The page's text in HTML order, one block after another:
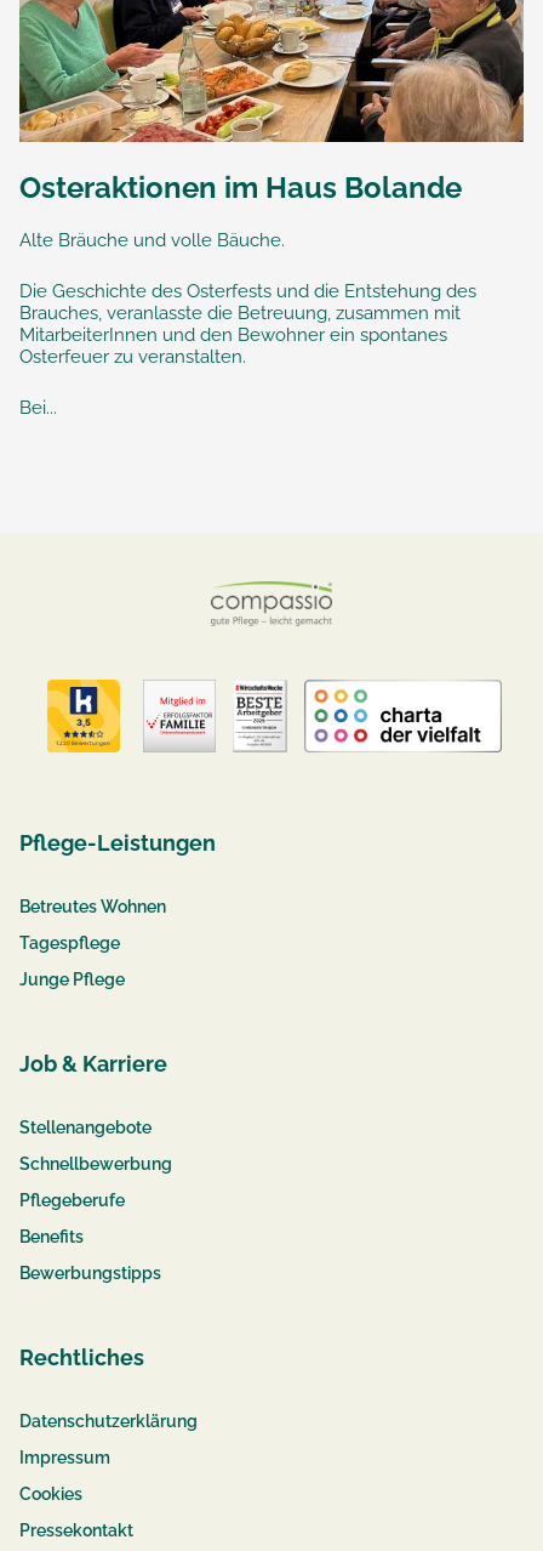
Osteraktionen im Haus Bolande
Alte Bräuche und volle Bäuche.
Die Geschichte des Osterfests und die Entstehung des
Brauches, veranlasste die Betreuung, zusammen mit
MitarbeiterInnen und den Bewohner ein spontanes
Osterfeuer zu veranstalten.
Bei...
Pflege-Leistungen
Betreutes Wohnen
Tagespflege
Junge Pflege
Job & Karriere
Stellenangebote
Schnellbewerbung
Pflegeberufe
Benefits
Bewerbungstipps
Rechtliches
Datenschutzerklärung
Impressum
Cookies
Pressekontakt